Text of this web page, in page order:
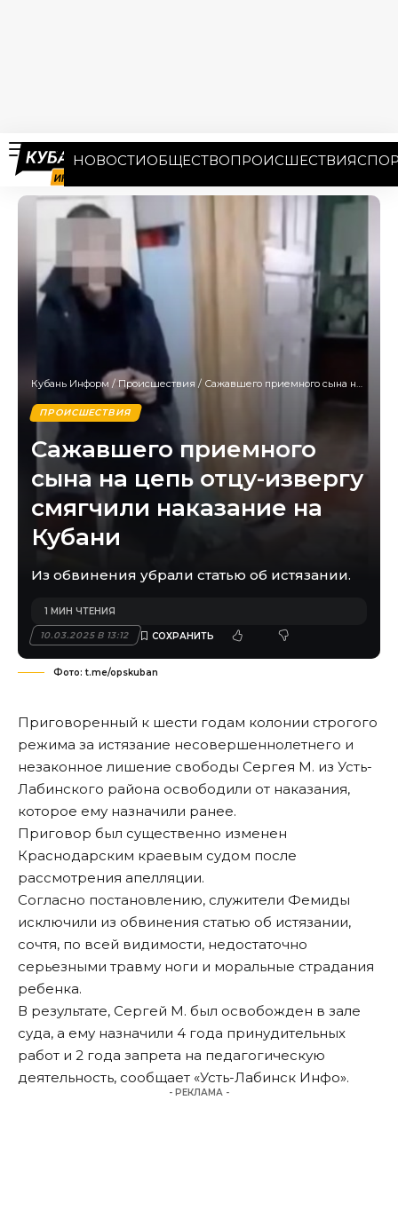
НОВОСТИОБЩЕСТВОПРОИСШЕСТВИЯ
Кубань Информ /Происшествия / Сажавшего приемного сына на цепь отцу-извергу смягчили наказание на Кубани
ПРОИСШЕСТВИЯ
Сажавшего приемного
сына на цепь отцу-извергу
смягчили наказание на
Кубани
Из обвинения убрали статью об истязании.
10.03.2025 В 13:12
1 МИН ЧТЕНИЯ
Фото: t.me/opskuban
Приговоренный к шести годам колонии строгого
режима за истязание несовершеннолетнего и
незаконное лишение свободы Сергея М. из Усть-
Лабинского района освободили от наказания,
которое ему назначили ранее.
Приговор был существенно изменен
Краснодарским краевым судом после
рассмотрения апелляции.
Согласно постановлению, служители Фемиды
исключили из обвинения статью об истязании,
сочтя, по всей видимости, недостаточно
серьезными травму ноги и моральные страдания
ребенка.
В результате, Сергей М. был освобожден в зале
суда, а ему назначили 4 года принудительных
работ и 2 года запрета на педагогическую
деятельность, сообщает «Усть-Лабинск Инфо».
- РЕКЛАМА -